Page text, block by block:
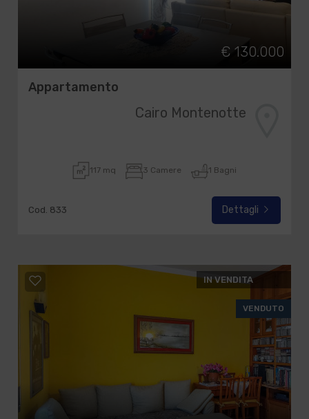
€ 130.000
Appartamento
Cairo Montenotte
117 mq 3 Camere 1 Bagni
Cod. 833 Dettagli
IN VENDITA
VENDUTO